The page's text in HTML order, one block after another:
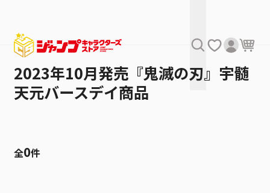
2023年10月発売『鬼滅の刃』宇髄
天元バースデイ商品
全0件